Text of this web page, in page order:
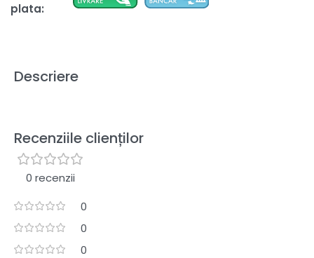
plata:
Descriere
Recenziile clienților
0 recenzii
0
0
0